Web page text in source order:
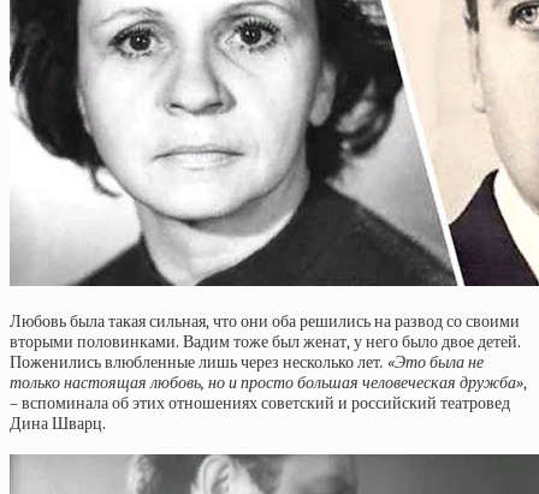
Любовь была такая сильная, что они оба решились на развод со своими
вторыми половинками. Вадим тоже был женат, у него было двое детей.
Поженились влюбленные лишь через несколько лет. «Это была не
только настоящая любовь, но и просто большая человеческая дружба»,
– вспоминала об этих отношениях советский и российский театровед
Дина Шварц.